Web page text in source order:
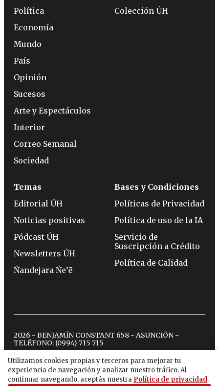
Utilizamos cookies propias y terceros para mejorar tu
experiencia de navegación y analizar nuestro tráfico. Al
continuar navegando, aceptás nuestra Política de privacidad.
Política
Economía
Mundo
País
Opinión
Sucesos
Arte y Espectáculos
Interior
Correo Semanal
Sociedad
Colección ÚH
Temas
Editorial ÚH
Noticias positivas
Pódcast ÚH
Newsletters ÚH
Ñandejara Ñe’ẽ
Bases y Condiciones
Políticas de Privacidad
Política de uso de la IA
Servicio de
Suscripción a Crédito
Política de Calidad
2026 - BENJAMÍN CONSTANT 658 - ASUNCIÓN -
TELÉFONO: (0994) 715 715
twitterinstagram
facebook
tiktokyoutubespotify